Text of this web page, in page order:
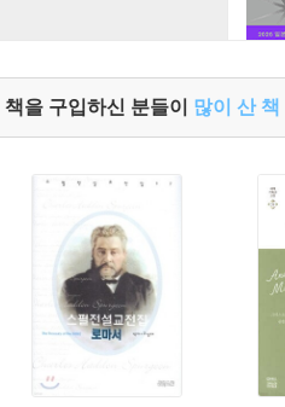
책을 구입하신 분들이 많이 산 책